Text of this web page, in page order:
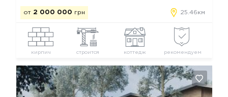
от 2 000 000 грн 25.46км
кирпич строится коттедж рекомендуем